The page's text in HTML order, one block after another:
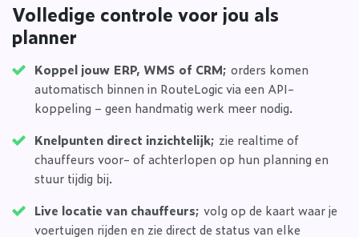
Volledige controle voor jou als
planner
Koppel jouw ERP, WMS of CRM; orders komen
automatisch binnen in RouteLogic via een API-
koppeling – geen handmatig werk meer nodig.
Knelpunten direct inzichtelijk; zie realtime of
chauffeurs voor- of achterlopen op hun planning en
stuur tijdig bij.
Live locatie van chauffeurs; volg op de kaart waar je
voertuigen rijden en zie direct de status van elke